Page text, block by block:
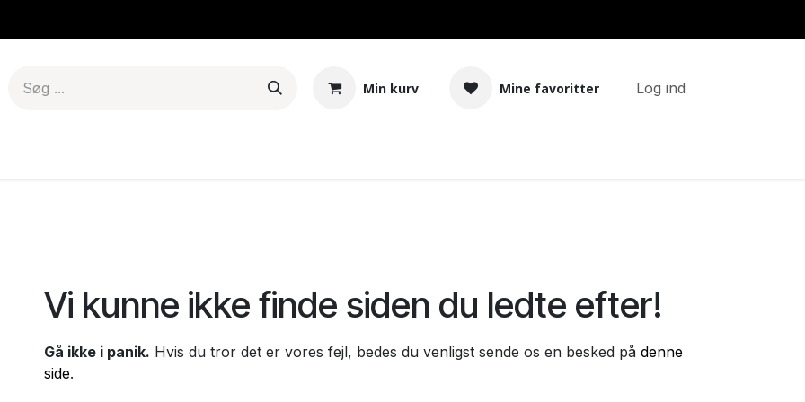
Min kurv Mine favoritter Log ind
Fejl 404
Vi kunne ikke finde siden du ledte efter!
Gå ikke i panik. Hvis du tror det er vores fejl, bedes du venligst sende os en besked på denne
side.